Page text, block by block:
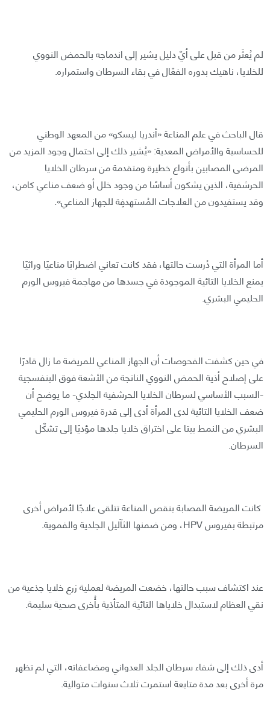
لم يُعثَر من قبل على أيّ دليل يشير إلى اندماجه بالحمض النووي
للخلايا، ناهيك بدوره الفعّال في بقاء السرطان واستمراره.
قال الباحث في علم المناعة «أندريا ليسكو» من المعهد الوطني
للحساسية والأمراض المعدية: «يُشير ذلك إلى احتمال وجود المزيد من
المرضى المصابين بأنواع خطيرة ومتقدمة من سرطان الخلايا
الحرشفية، الذين يشكون أساسًا من وجود خلل أو ضعف مناعي كامن،
وقد يستفيدون من العلاجات المُستهدفِة للجهاز المناعي».
أما المرأة التي دُرست حالتها، فقد كانت تعاني اضطرابًا مناعيًا وراثيًا
يمنع الخلايا التائية الموجودة في جسدها من مهاجمة فيروس الورم
الحليمي البشري.
في حين كشفت الفحوصات أن الجهاز المناعي للمريضة ما زال قادرًا
على إصلاح أذية الحمض النووي الناتجة من الأشعة فوق البنفسجية
-السبب الأساسي لسرطان الخلايا الحرشفية الجلدي- ما يوضح أن
ضعف الخلايا التائية لدى المرأة أدى إلى قدرة فيروس الورم الحليمي
البشري من النمط بيتا على اختراق خلايا جلدها مؤديًا إلى تشكّل
السرطان.
كانت المريضة المصابة بنقص المناعة تتلقى علاجًا لأمراض أخرى
مرتبطة بفيروس HPV، ومن ضمنها الثآليل الجلدية والفموية.
عند اكتشاف سبب حالتها، خضعت المريضة لعملية زرع خلايا جذعية من
نقي العظام لاستبدال خلاياها التائية المتأذية بأُخرى صحية سليمة.
أدى ذلك إلى شفاء سرطان الجلد العدواني ومضاعفاته، التي لم تظهر
مرة أخرى بعد مدة متابعة استمرت ثلاث سنوات متوالية.